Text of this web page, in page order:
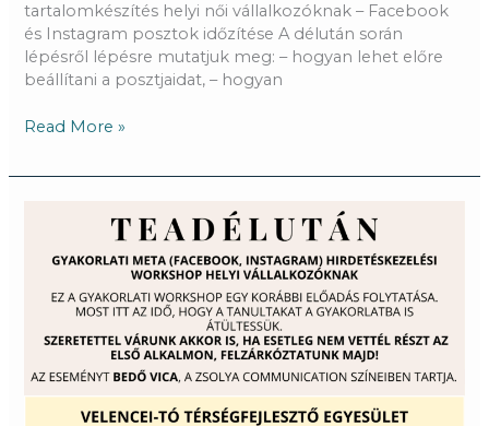
tartalomkészítés helyi női vállalkozóknak – Facebook
és Instagram posztok időzítése A délután során
lépésről lépésre mutatjuk meg: – hogyan lehet előre
beállítani a posztjaidat, – hogyan
Read More »